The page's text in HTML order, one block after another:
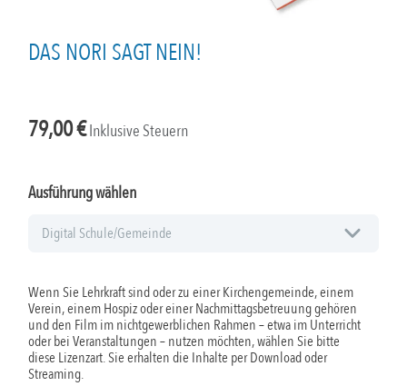
DAS NORI SAGT NEIN!
79,00€Inklusive Steuern
Ausführung wählen
Wenn Sie Lehrkraft sind oder zu einer Kirchengemeinde, einem
Verein, einem Hospiz oder einer Nachmittagsbetreuung gehören
und den Film im nichtgewerblichen Rahmen – etwa im Unterricht
oder bei Veranstaltungen – nutzen möchten, wählen Sie bitte
diese Lizenzart. Sie erhalten die Inhalte per Download oder
Streaming.